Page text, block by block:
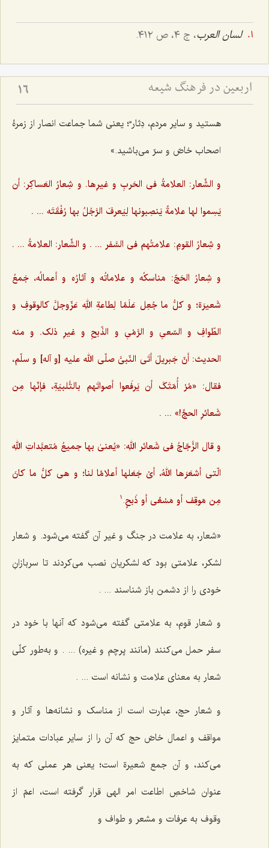
لسان العرب، ج ٤، ص ٤١٢.
اربعین در فرهنگ شیعه 16
هستید و سایر مردم، دِثار“؛ یعنی شما جماعت انصار از زمرۀ
اصحاب خاصّ و سرّ می‌باشید.»
و الشِّعار: العلامةُ فی الحَربِ و غیرِها. و شِعارُ العَساکِر: أن
یَسِموا لها علامةً یَنصِبونها لِیَعرفَ الرَّجُلُ بها رُفْقَتَه ... .‌
و شِعارُ القومِ: علامتُهم فی السَّفر ... . و الشِّعار: العلامةُ ... .
و شِعارُ الحَجّ: مَناسکُه و علاماتُه و آثارُه و أعمالُه، جَمعُ
شَعیرَة؛ و کلُّ ما جُعِل عَلَمًا لِطاعةِ اللهِ عَزّوجلَّ کالوقوفِ و
الطّوافِ و السّعیِ و الرَّمْیِ و الذّبحِ و غیرِ ذلک. و منه
الحدیث: أنّ جَبریلَ أتَی النّبیَّ صلّی الله علیه [و آله] و سلّم،
فقال: «مُرْ أُمّتَکَ أن یَرفَعوا أصواتَهم بالتَّلبیَةِ،‌ فإنّها مِن
شَعائرِ الحجِّ!» ... .
و قال الزَّجّاجُ فی شَعائر اللهِ: «یُعنیٰ بها جمیعُ مُتعبَّداتِ اللهِ
الّتی أشعَرَها اللهُ، أیْ جَعَلها أعلامًا لنا؛ و هی کلُّ ما کانَ
مِن مَوقِف أو مَسْعًی أو ذَبحٍ.
1
«شعار، به علامت در جنگ و غیر آن گفته می‌شود. و شعار
لشکر، علامتی بود که لشکریان نصب می‌کردند تا سربازانِ
خودی را از دشمن باز شناسند ... .
و شعار قوم، به علامتی گفته می‌شود که آنها با خود در
سفر حمل می‌کنند (مانند پرچم و غیره) ... . و به‌طور کلّی
شعار به معنای علامت و نشانه است ... .
و شعار حج، عبارت است از مناسک و نشانه‌ها و آثار و
مواقف و اعمال خاصّ حج که آن را از سایر عبادات متمایز
می‌کند، و آن جمع شعیرة است؛ یعنی هر عملی که به
عنوان شاخصِ اطاعت امر الهی قرار گرفته است، اعمّ از
وقوف به عرفات و مشعر و طواف و